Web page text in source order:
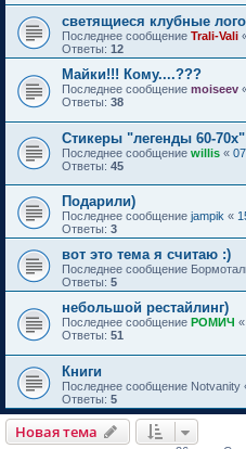
светящиеся клубные
Последнее сообщение Trali-Vali
Ответы: 12
Майки!!! Кому....???
Последнее сообщение moiseev
Ответы: 38
Стикеры "легенды 60-70х"
Последнее сообщение willis «
Ответы: 45
Подарили)
Последнее сообщение jampik «
Ответы: 3
вот это тема я считаю :)
Последнее сообщение
Ответы: 5
небольшой рестайлинг)
Последнее сообщение РОМИЧ «
Ответы: 51
Книги
Последнее сообщение Notvanity
Ответы: 5
Новая тема